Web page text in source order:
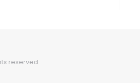
reserved.